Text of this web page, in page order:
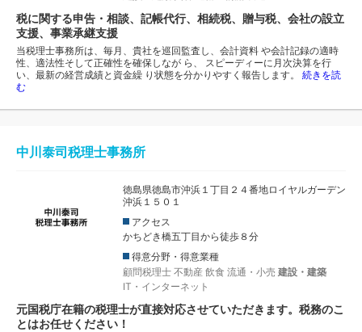
税に関する申告・相談、記帳代行、相続税、贈与税、会社の設立
支援、事業承継支援
当税理士事務所は、毎月、貴社を巡回監査し、会計資料 や会計記録の適時
性、適法性そして正確性を確保しなが ら、 スピーディーに月次決算を行
い、最新の経営成績と資金繰 り状態を分かりやすく報告します。 続きを読
む
中川泰司税理士事務所
徳島県徳島市沖浜１丁目２４番地ロイヤルガーデン
沖浜１５０１
アクセス
かちどき橋五丁目から徒歩８分
得意分野・得意業種
顧問税理士 不動産 飲食 流通・小売 建設・建築
IT・インターネット
元国税庁在籍の税理士が直接対応させていただきます。税務のこ
とはお任せください！